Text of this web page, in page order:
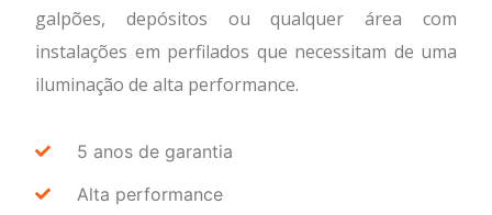
galpões, depósitos ou qualquer área com
instalações em perfilados que necessitam de uma
iluminação de alta performance.
5 anos de garantia
Alta performance